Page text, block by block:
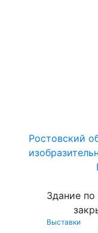
Ростовский
Здание по
Выставки